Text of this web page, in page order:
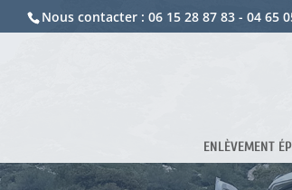
Nous contacter : 06 15 28 87 83 - 04 65
ENLÈVEMENT